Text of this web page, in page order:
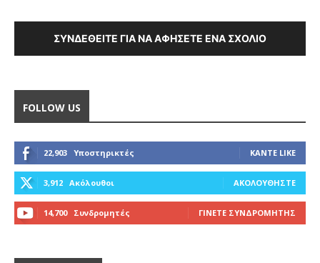
ΣΥΝΔΕΘΕΊΤΕ ΓΙΑ ΝΑ ΑΦΉΣΕΤΕ ΈΝΑ ΣΧΌΛΙΟ
FOLLOW US
22,903 Υποστηρικτές ΚΆΝΤΕ LIKE
3,912 Ακόλουθοι ΑΚΟΛΟΥΘΉΣΤΕ
14,700 Συνδρομητές ΓΊΝΕΤΕ ΣΥΝΔΡΟΜΗΤΉΣ